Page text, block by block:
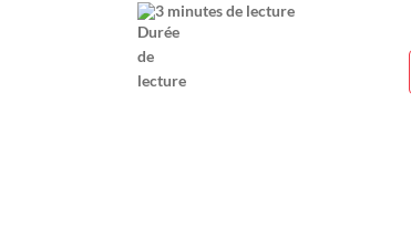
3 minutes de lecture